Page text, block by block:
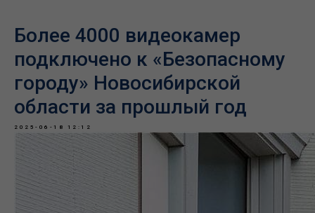
Более 4000 видеокамер
подключено к «Безопасному
городу» Новосибирской
области за прошлый год
2025-06-18 12:12